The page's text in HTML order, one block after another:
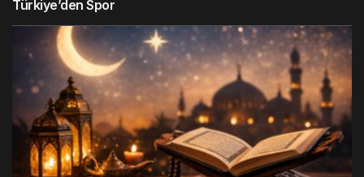
Türkiye’den Spor